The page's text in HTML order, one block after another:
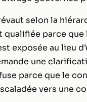
selon la
qualifiée parce
exposée au lieu
une
parce que le
vers une